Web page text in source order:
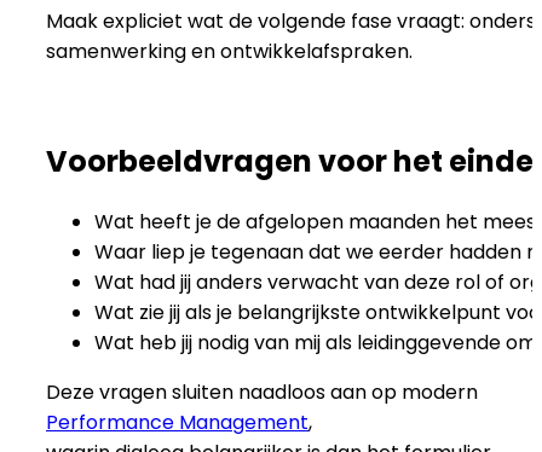
Maak expliciet wat de volgende fase vraagt:
samenwerking en ontwikkelafspraken.
Voorbeeldvragen voor het
Wat heeft je de afgelopen maanden het
Waar liep je tegenaan dat we eerder hadden
Wat had jij anders verwacht van deze rol of
Wat zie jij als je belangrijkste ontwikkelpunt
Wat heb jij nodig van mij als leidinggevende
Deze vragen sluiten naadloos aan op modern
Performance Management,